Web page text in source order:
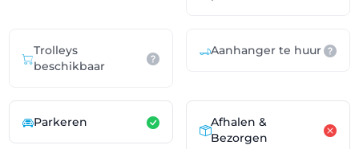
Trolleys
beschikbaar
Aanhanger te huur
Parkeren
Afhalen &
Bezorgen